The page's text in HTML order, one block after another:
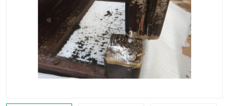
消杀
灭苍蝇 灭跳蚤
灭蚊虫 灭蟑螂